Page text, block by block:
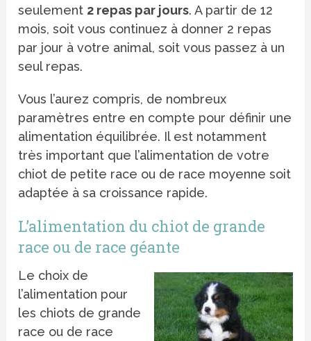
seulement 2 repas par jours. A partir de 12
mois, soit vous continuez à donner 2 repas
par jour à votre animal, soit vous passez à un
seul repas.
Vous l’aurez compris, de nombreux
paramètres entre en compte pour définir une
alimentation équilibrée. Il est notamment
très important que l’alimentation de votre
chiot de petite race ou de race moyenne soit
adaptée à sa croissance rapide.
L’alimentation du chiot de grande
race ou de race géante
Le choix de
l’alimentation pour
les chiots de grande
race ou de race